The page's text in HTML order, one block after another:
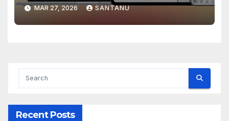
Efisien
MAR 27, 2026 SANTANU
Recent Posts